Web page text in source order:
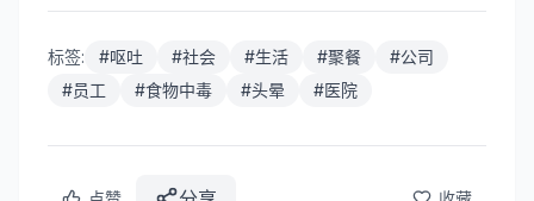
标签: #呕吐 #社会 #生活 #聚餐 #公司
#员工 #食物中毒 #头晕 #医院